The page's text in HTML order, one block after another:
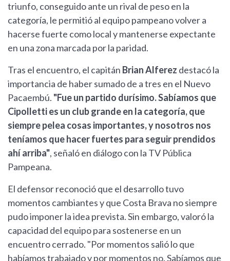
triunfo, conseguido ante un rival de peso en la
categoría, le permitió al equipo pampeano volver a
hacerse fuerte como local y mantenerse expectante
en una zona marcada por la paridad.
Tras el encuentro, el capitán Brian Alferez destacó la
importancia de haber sumado de a tres en el Nuevo
Pacaembú. "Fue un partido durísimo. Sabíamos que
Cipolletti es un club grande en la categoría, que
siempre pelea cosas importantes, y nosotros nos
teníamos que hacer fuertes para seguir prendidos
ahí arriba", señaló en diálogo con la TV Pública
Pampeana.
El defensor reconoció que el desarrollo tuvo
momentos cambiantes y que Costa Brava no siempre
pudo imponer la idea prevista. Sin embargo, valoró la
capacidad del equipo para sostenerse en un
encuentro cerrado. "Por momentos salió lo que
habíamos trabajado y por momentos no. Sabíamos que